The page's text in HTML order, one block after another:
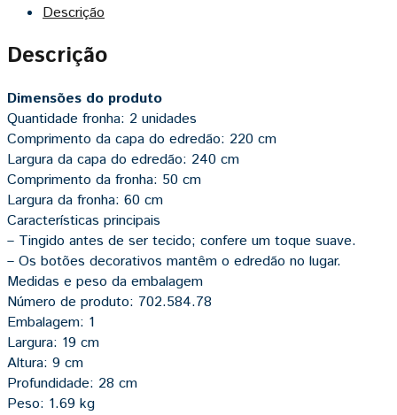
Descrição
Descrição
Dimensões do produto
Quantidade fronha: 2 unidades
Comprimento da capa do edredão: 220 cm
Largura da capa do edredão: 240 cm
Comprimento da fronha: 50 cm
Largura da fronha: 60 cm
Características principais
– Tingido antes de ser tecido; confere um toque suave.
– Os botões decorativos mantêm o edredão no lugar.
Medidas e peso da embalagem
Número de produto: 702.584.78
Embalagem: 1
Largura: 19 cm
Altura: 9 cm
Profundidade: 28 cm
Peso: 1.69 kg